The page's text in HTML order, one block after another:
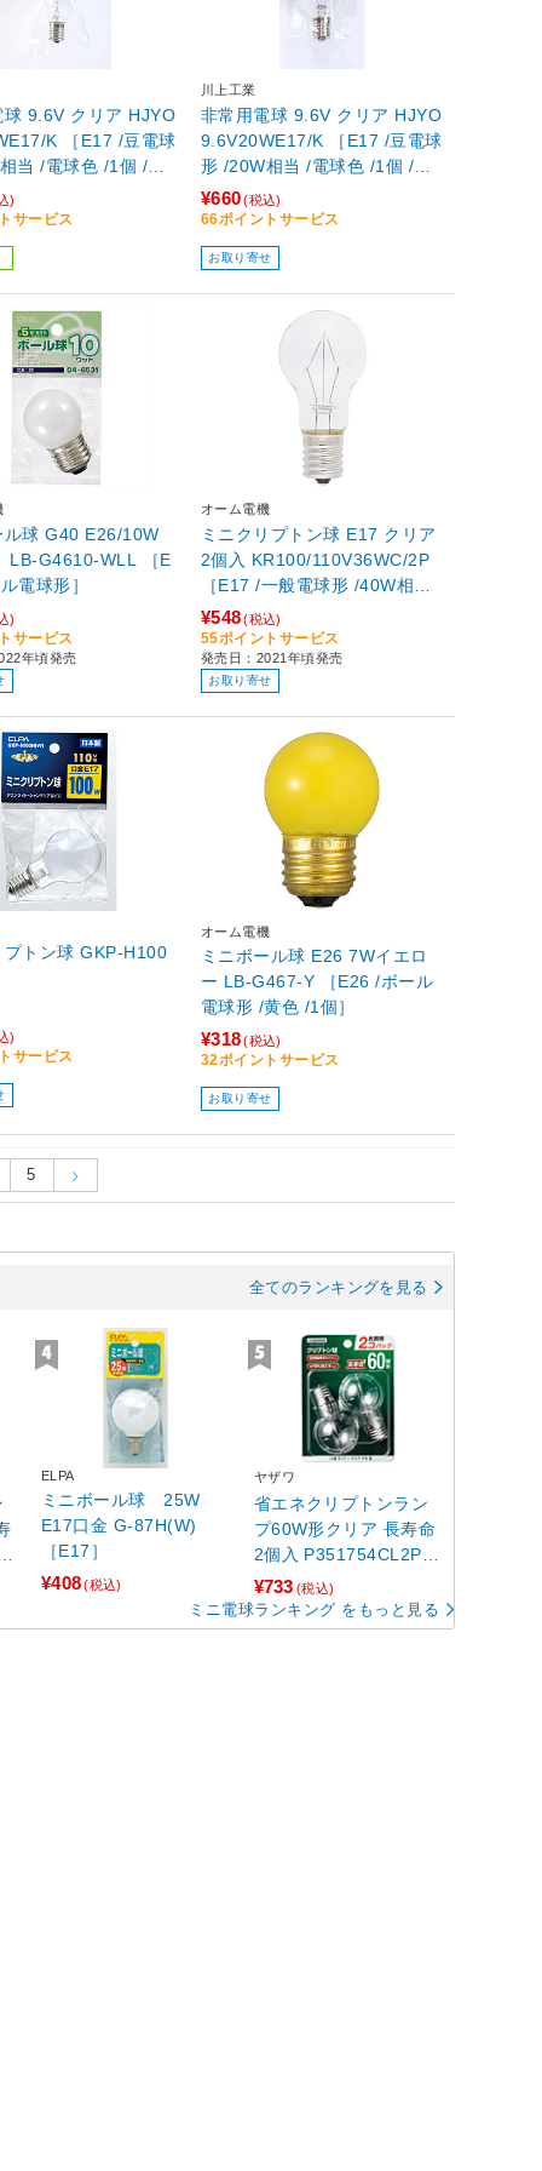
9.6V クリア HJYO
K ［E17 /豆電球
当 /電球色 /1個 /全
］
)
サービス
川上工業
非常用電球 9.6V クリア HJYO
9.6V20WE17/K ［E17 /豆電球
形 /20W相当 /電球色 /1個 /全
方向タイプ］
¥660 (税込)
66ポイントサービス
お取り寄せ
ル球 G40 E26/10W
電球形］
)
サービス
年頃発売
オーム電機
ミニクリプトン球 E17 クリア
2個入 KR100/110V36WC/2P
［E17 /一般電球形 /40W相当 /
電球色 /2個 /全方向タイプ］
¥548 (税込)
55ポイントサービス
発売日：2021年頃発売
お取り寄せ
球 GKP-H100
)
サービス
オーム電機
ミニボール球 E26 7Wイエロ
ー LB-G467-Y ［E26 /ボール
電球形 /黄色 /1個］
¥318 (税込)
32ポイントサービス
お取り寄せ
5
全てのランキングを見る
ELPA
ミニボール球 25W
E17口金 G-87H(W)
［E17］
¥408(税込)
ヤザワ
省エネクリプトンラン
プ60W形クリア 長寿命
2個入 P351754CL2P
［E17 /60W相当 /電球
色 /2個］
¥733 (税込)
ミニ電球ランキング をもっと見る